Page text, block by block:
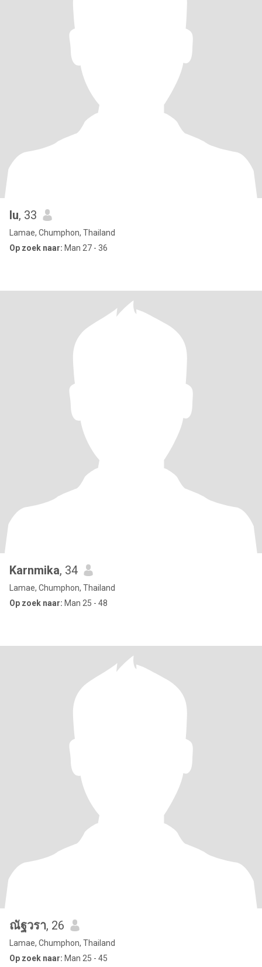
lu, 33
Lamae, Chumphon, Thailand
Op zoek naar: Man 27 - 36
Karnmika, 34
Lamae, Chumphon, Thailand
Op zoek naar: Man 25 - 48
ณัฐวรา, 26
Lamae, Chumphon, Thailand
Op zoek naar: Man 25 - 45